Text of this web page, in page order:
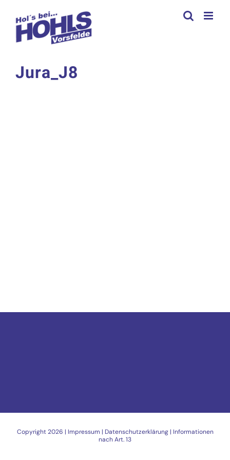
Inhalt
springen
Jura_J8
Copyright2026 | Impressum | Datenschutzerklärung| Informationen
nach Art. 13